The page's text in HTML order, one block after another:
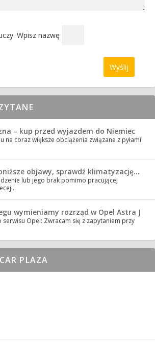
Wpisz nazwę
– kup przed wyjazdem do Niemiec
na coraz większe obciążenia związane z pyłami
objawy, sprawdź klimatyzację…
lub jego brak pomimo pracującej
wymieniamy rozrząd w Opel Astra J
serwisu Opel: Zwracam się z zapytaniem przy
PLAZA